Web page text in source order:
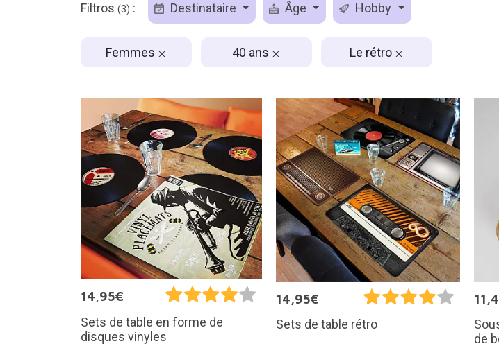
Filtros (3) : Destinataire Âge Hobby
Femmes 40 ans Le rétro
14,95€
Sets de table en forme de
disques vinyles
14,95€
Sets de table rétro
de